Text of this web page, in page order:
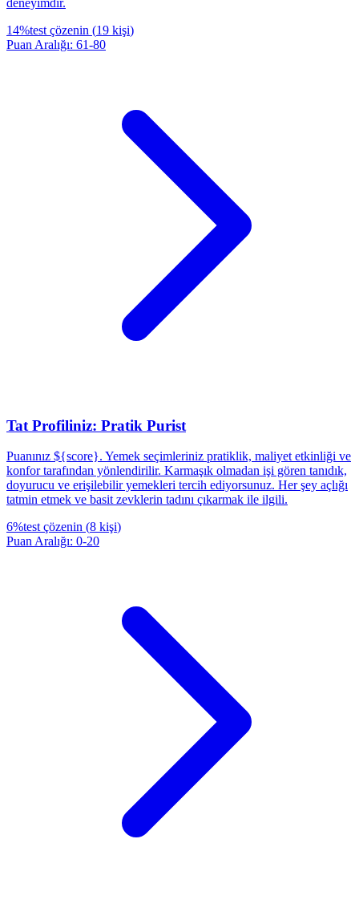
deneyimdir.
14%test çözenin (19 kişi)
Puan Aralığı: 61-80
Tat Profiliniz: Pratik Purist
Puanınız ${score}. Yemek seçimleriniz pratiklik, maliyet etkinliği ve
konfor tarafından yönlendirilir. Karmaşık olmadan işi gören tanıdık,
doyurucu ve erişilebilir yemekleri tercih ediyorsunuz. Her şey açlığı
tatmin etmek ve basit zevklerin tadını çıkarmak ile ilgili.
6%test çözenin (8 kişi)
Puan Aralığı: 0-20